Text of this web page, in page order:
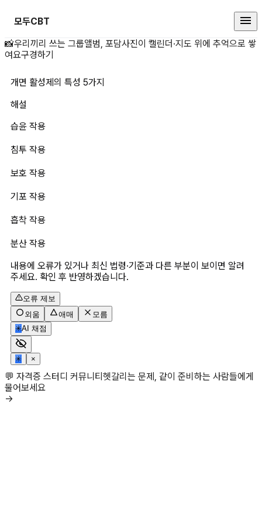
모두CBT
개면 활성제의 특성 5가지 상세 페
📸우리끼리 쓰는 그룹앨범, 포담사진이 캘린더·지도 위에 추억으로 쌓
여요구경하기
개면 활성제의 특성 5가지
해설
습윤 작용
침투 작용
보호 작용
기포 작용
흡착 작용
분산 작용
내용에 오류가 있거나 최신 법령·기준과 다른 부분이 보이면 알려
주세요. 확인 후 반영하겠습니다.
오류 제보
외움
애매
모름
✳AI 채점
✳ ×
💬 자격증 스터디 커뮤니티헷갈리는 문제, 같이 준비하는 사람들에게
물어보세요
→